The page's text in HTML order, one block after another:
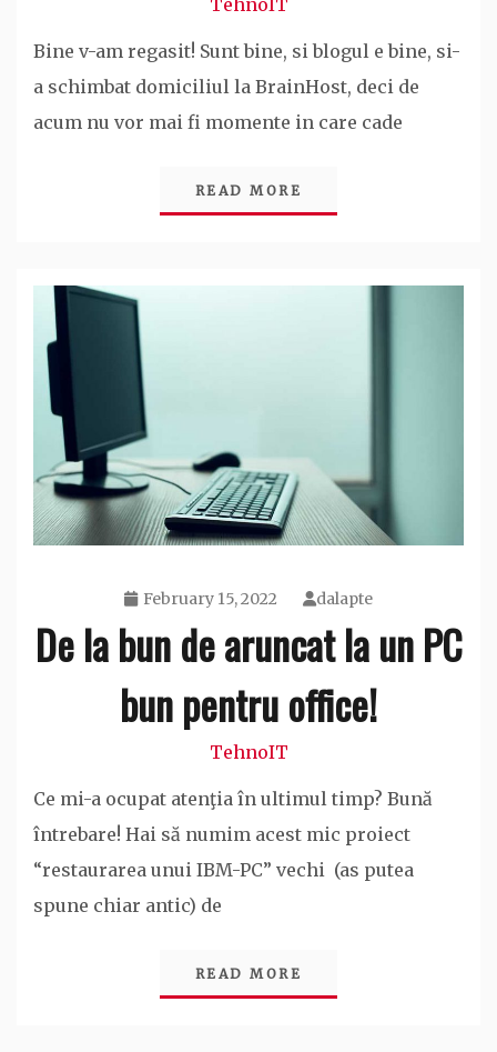
Bine v-am regasit! Sunt bine, si blogul e bine, si-
a schimbat domiciliul la BrainHost, deci de
acum nu vor mai fi momente in care cade
READ MORE
February 15, 2022 dalapte
De la bun de aruncat la un PC
bun pentru office!
TehnoIT
Ce mi-a ocupat atenţia în ultimul timp? Bună
întrebare! Hai să numim acest mic proiect
“restaurarea unui IBM-PC” vechi (as putea
spune chiar antic) de
READ MORE